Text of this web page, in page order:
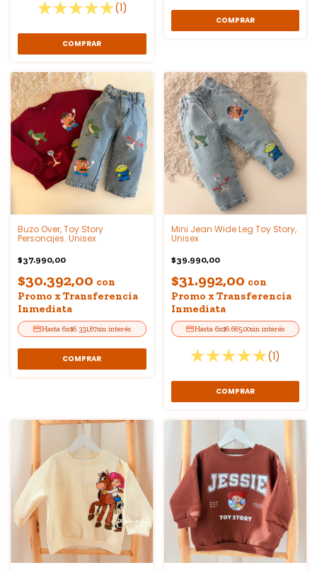
(1)
COMPRAR
COMPRAR
Buzo Over, Toy Story
Personajes. Unisex
$37.990,00
$30.392,00 con
Promo x Transferencia
Inmediata
6x$6.331,67sin interés
COMPRAR
Mini Jean Wide Leg Toy Story,
Unisex
$39.990,00
$31.992,00 con
Promo x Transferencia
Inmediata
6x$6.665,00sin interés
(1)
COMPRAR